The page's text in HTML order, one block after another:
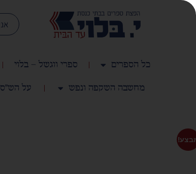
כל הספרים ספרי ווגשל – בלוי
מחשבה השקפה ונפש על הש"ס